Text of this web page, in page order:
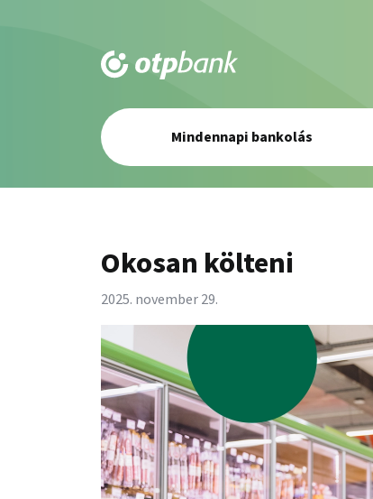
Elsődleges
navigáció
Mindennapi bankolás
Okosan költeni
2025. november 29.